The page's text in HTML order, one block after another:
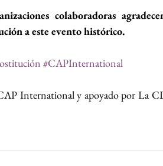
colaboradoras
a este evento histórico.
#CAPInternational
International y apoyado por La